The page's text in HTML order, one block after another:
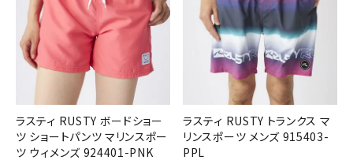
ラスティ RUSTY ボードショー
ツ ショートパンツ マリンスポー
ツ ウィメンズ 924401-PNK
ラスティ RUSTY トランクス マ
リンスポーツ メンズ 915403-
PPL